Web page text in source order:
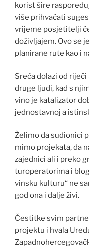
korist šire
više prihvaćati
vrijeme posjetitelji
doživljajem. Ovo se
planirane rute kao i
Sreća dolazi od riječi
druge ljudi, kad s
vino je katalizator
jednostavnoj a
Želimo da sudionici
mimo projekata, da
zajednici ali i preko
turoperatorima i
vinsku kulturu“ ne
god ona i dalje živi.
Čestitke svim
projektu i hvala